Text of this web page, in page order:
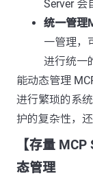
Server 会
统一管理
一管理，
进行统一
能动态管理
进行繁琐的系
护的复杂性，
【存量
态管理